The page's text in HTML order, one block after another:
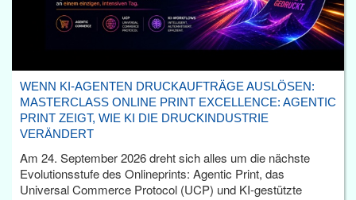
WENN KI-AGENTEN DRUCKAUFTRÄGE AUSLÖSEN:
MASTERCLASS ONLINE PRINT EXCELLENCE: AGENTIC
PRINT ZEIGT, WIE KI DIE DRUCKINDUSTRIE
VERÄNDERT
Am 24. September 2026 dreht sich alles um die nächste
Evolutionsstufe des Onlineprints: Agentic Print, das
Universal Commerce Protocol (UCP) und KI-gestützte